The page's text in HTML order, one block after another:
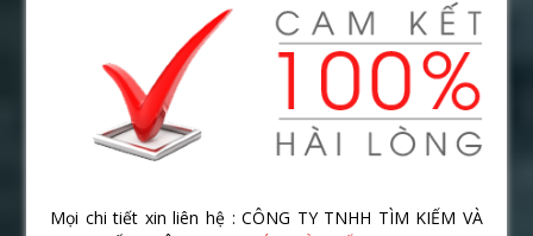
Mọi chi tiết xin liên hệ : CÔNG TY TNHH TÌM KIẾM VÀ